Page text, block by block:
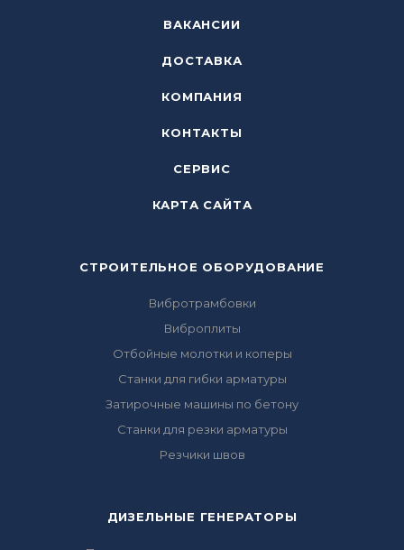
ВАКАНСИИ
ДОСТАВКА
КОМПАНИЯ
КОНТАКТЫ
СЕРВИС
КАРТА САЙТА
СТРОИТЕЛЬНОЕ ОБОРУДОВАНИЕ
Вибротрамбовки
Виброплиты
Отбойные молотки и коперы
Станки для гибки арматуры
Затирочные машины по бетону
Станки для резки арматуры
Резчики швов
ДИЗЕЛЬНЫЕ ГЕНЕРАТОРЫ